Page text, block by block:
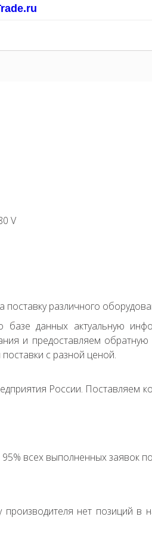
V
различного
базе данных актуальную
и предоставляем
с разной ценой.
России. Поставляем
всех выполненных заявок
нет позиций